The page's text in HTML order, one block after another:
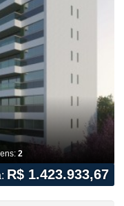
2
R$ 1.423.933,67